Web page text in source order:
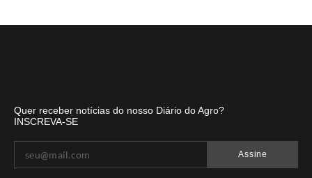
Quer receber notícias do nosso Diário do Agro?
INSCREVA-SE
Assine